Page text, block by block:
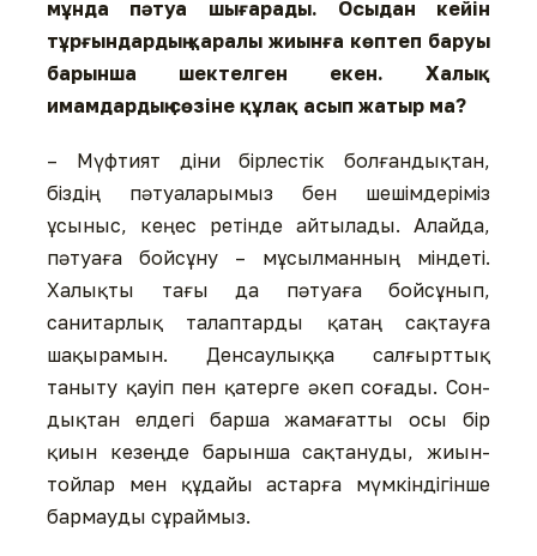
мұнда пәтуа шығарады. Осы­дан кейін
тұрғындардың қа­ралы жиынға көптеп баруы
барынша шектелген екен. Ха­лық
имамдардың сөзіне құ­лақ асып жатыр ма?
– Мүфтият діни бірлестік бол­ған­дықтан,
біздің пәтуала­ры­мыз бен шешімдеріміз
ұсыныс, кеңес ретінде айтылады. Алайда,
пәтуаға бойсұну – мұсылманның міндеті.
Халықты тағы да пәтуаға бойсұнып,
санитарлық талаптарды қатаң сақтауға
шақырамын. Денсаулыққа салғырттық
таныту қауіп пен қатерге әкеп соғады. Сон­
дықтан елдегі барша жама­ғат­ты осы бір
қиын кезеңде ба­рынша сақтануды, жиын-
тойлар мен құдайы астарға мүм­кін­ді­гін­ше
бармауды сұраймыз.